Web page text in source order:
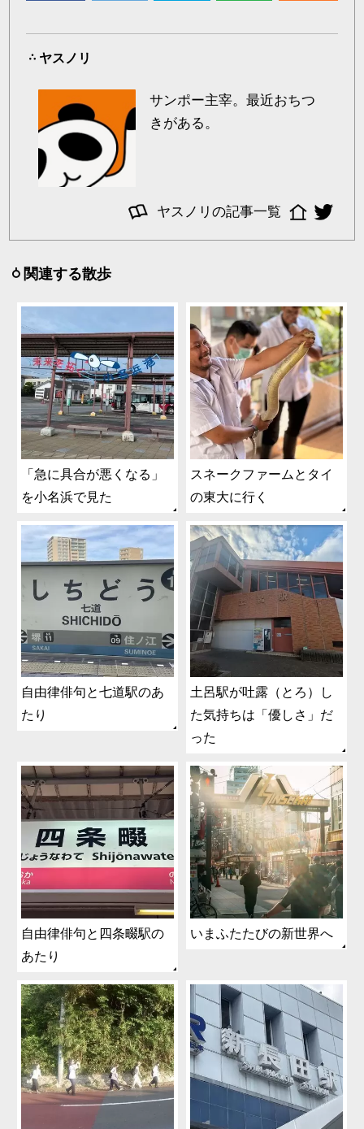
ヤスノリ
サンポー主宰。最近おちつ
きがある。
ヤスノリの記事一覧
関連する散歩
「急に具合が悪くなる」
を小名浜で見た
スネークファームとタイ
の東大に行く
自由律俳句と七道駅のあ
たり
土呂駅が吐露（とろ）し
た気持ちは「優しさ」だ
った
自由律俳句と四条畷駅の
あたり
いまふたたびの新世界へ